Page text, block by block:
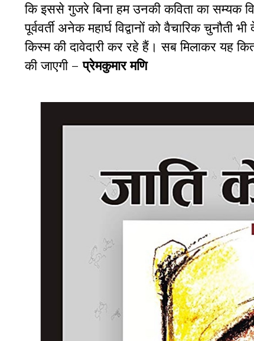
कि इससे गुजरे बिना हम उनकी कविता का
पूर्ववर्ती अनेक महार्घ विद्वानों को वैचारिक
किस्म की दावेदारी कर रहे हैं। सब मिलाकर यह
की जाएगी –प्रेमकुमार मणि